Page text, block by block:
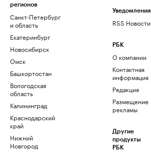
регионов
Санкт-Петербург
и область
Екатеринбург
Новосибирск
Омск
Башкортостан
Вологодская
область
Калининград
Краснодарский
край
Нижний
Новгород
Уведомления
RSS Новости
РБК
О компании
Контактная
информация
Редакция
Размещение
рекламы
Другие
продукты
РБК